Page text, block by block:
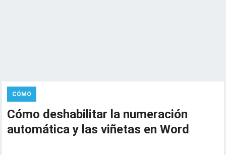
CÓMO
Cómo deshabilitar la numeración
automática y las viñetas en Word